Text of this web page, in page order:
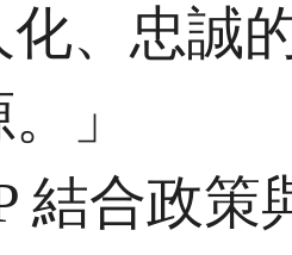
、忠誠
」
結合政策